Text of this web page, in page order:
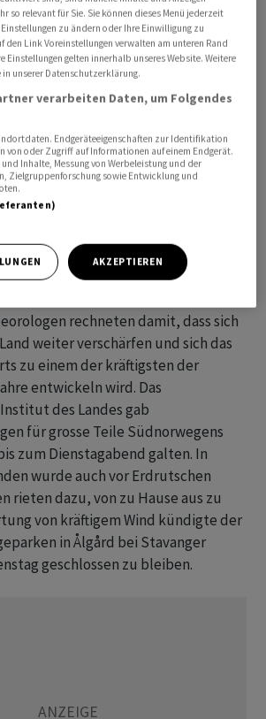
Regens nachgegeben, teilte die
mit. Verletzt worden sei aber
waren in Schweden nach Beginn des
25 000 Blitze registriert worden. Im
Malmö gab es in dessen Folge nach
SVT einen grösseren
dem vorübergehend über 5000
waren. Unter anderem in der
in Häusern und
rechneten damit, dass sich
weiter verschärfen und sich das
zu einem der kräftigsten der
entwickeln wird. Das
des Landes gab
für grosse Teile Südnorwegens
zum Dienstagabend galten. In
wurde auch vor Erdrutschen
rieten dazu, von zu Hause aus zu
von kräftigem Wind kündigte der
in Ålgård bei Stavanger
geschlossen zu bleiben.
so relevant für Sie. Sie können dieses Menü jederzeit
zu ändern oder Ihre Einwilligung zu
den Link Voreinstellungen verwalten am unteren Rand
Einstellungen gelten innerhalb unseres Website. Weitere
unserer Datenschutzerklärung.
verarbeiten Daten, um Folgendes
Endgeräteeigenschaften zur Identifikation
von oder Zugriff auf Informationen auf einem Endgerät.
Inhalte, Messung von Werbeleistung und der
Zielgruppenforschung sowie Entwicklung und
AKZEPTIEREN